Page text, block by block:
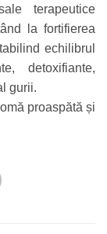
terapeutice
la fortifierea
echilibrul
detoxifiante,
gurii.
proaspătă și